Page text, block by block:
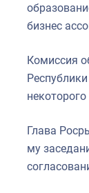
бизнес
Комиссия
Глава
му